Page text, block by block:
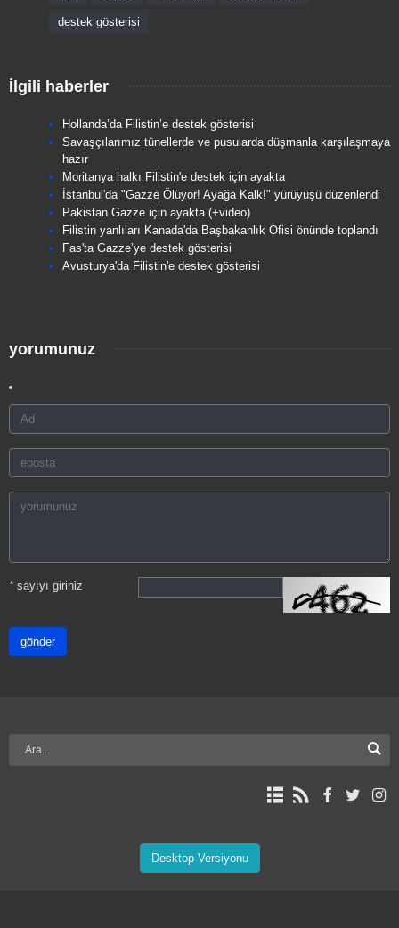
destek gösterisi
İlgili haberler
Hollanda’da Filistin’e destek gösterisi
Savaşçılarımız tünellerde ve pusularda düşmanla karşılaşmaya
hazır
Moritanya halkı Filistin'e destek için ayakta
İstanbul'da "Gazze Ölüyor! Ayağa Kalk!" yürüyüşü düzenlendi
Pakistan Gazze için ayakta (+video)
Filistin yanlıları Kanada'da Başbakanlık Ofisi önünde toplandı
Fas'ta Gazze’ye destek gösterisi
Avusturya'da Filistin'e destek gösterisi
yorumunuz
*sayıyı giriniz
gönder
Desktop Versiyonu